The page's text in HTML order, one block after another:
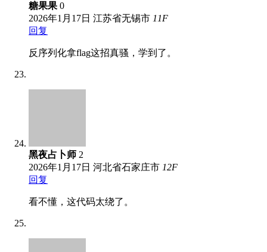
糖果果 0
2026年1月17日 江苏省无锡市 11F
回复
反序列化拿flag这招真骚，学到了。
黑夜占卜师 2
2026年1月17日 河北省石家庄市 12F
回复
看不懂，这代码太绕了。